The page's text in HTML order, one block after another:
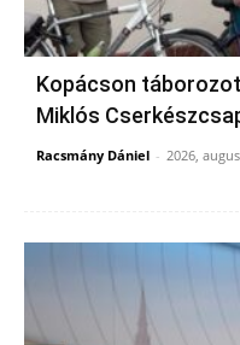
Kopácson
Miklós
Racsmány Dániel - 2026,